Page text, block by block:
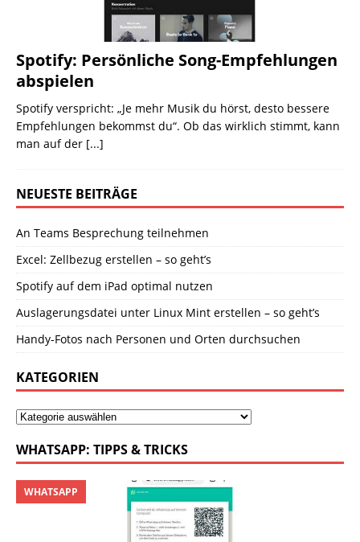
Spotify: Persönliche Song-Empfehlungen
abspielen
Spotify verspricht: „Je mehr Musik du hörst, desto bessere
Empfehlungen bekommst du“. Ob das wirklich stimmt, kann
man auf der [...]
NEUESTE BEITRÄGE
An Teams Besprechung teilnehmen
Excel: Zellbezug erstellen – so geht’s
Spotify auf dem iPad optimal nutzen
Auslagerungsdatei unter Linux Mint erstellen – so geht’s
Handy-Fotos nach Personen und Orten durchsuchen
KATEGORIEN
WHATSAPP: TIPPS & TRICKS
WHATSAPP